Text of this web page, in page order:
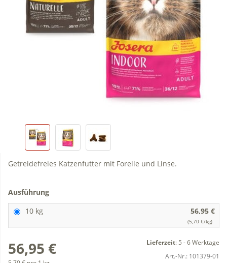
Getreidefreies Katzenfutter mit Forelle und Linse.
Ausführung
10 kg
56,95 €
(5,70 €/kg)
56,95 € Lieferzeit: 5 - 6 Werktage
Art.-Nr.: 101379-01